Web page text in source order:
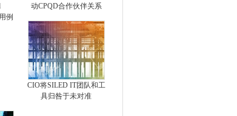
例
动CPQD合作伙伴关系
CIO将SILED IT团队和工
具归咎于未对准